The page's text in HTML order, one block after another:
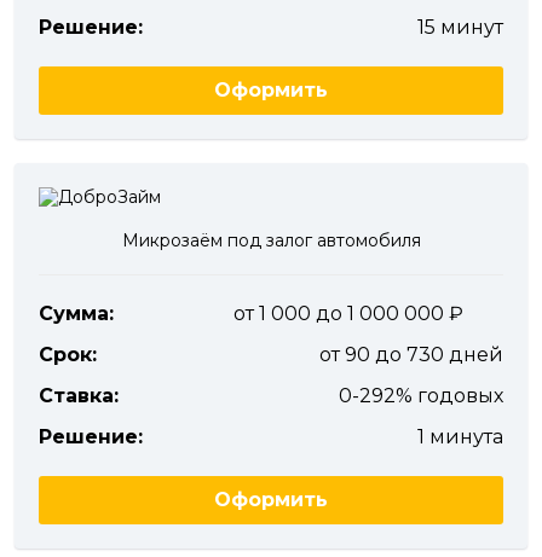
Решение:
15 минут
Оформить
Микрозаём под залог автомобиля
Сумма:
от 1 000 до 1 000 000
Срок:
от 90 до 730 дней
Ставка:
0-292% годовых
Решение:
1 минута
Оформить